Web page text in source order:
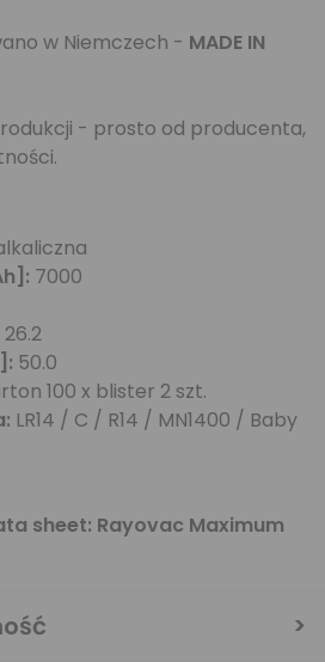
w Niemczech - MADE IN
- prosto od producenta,
7000
26.2
50.0
100 x blister 2 szt.
LR14 / C / R14 / MN1400 / Baby
sheet: Rayovac Maximum